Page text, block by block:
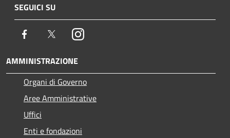
SEGUICI SU
Facebook TwitterInstagram
AMMINISTRAZIONE
Organi di Governo
Aree Amministrative
Uffici
Enti e fondazioni